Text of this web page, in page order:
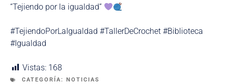
“Tejiendo por la igualdad”
#TejiendoPorLaIgualdad #TallerDeCrochet #Biblioteca
#Igualdad
Vistas: 168
CATEGORÍA: NOTICIAS